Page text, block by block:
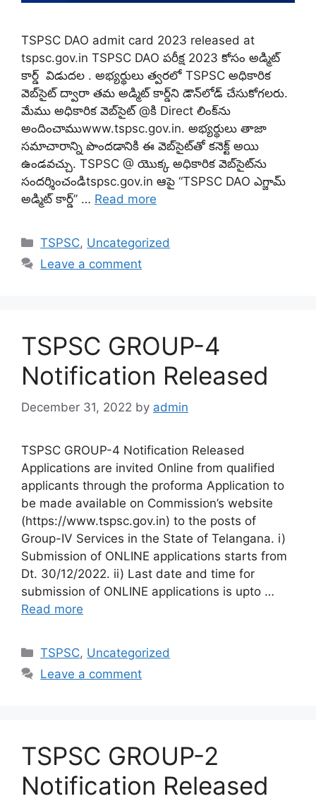
TSPSC DAO admit card 2023 released at
tspsc.gov.in TSPSC DAO పరీక్ష 2023 కోసం అడ్మిట్
కార్డ్ విడుదల . అభ్యర్థులు త్వరలో TSPSC అధికారిక
వెబ్‌సైట్ ద్వారా తమ అడ్మిట్ కార్డ్‌ని డౌన్‌లోడ్ చేసుకోగలరు.
మేము అధికారిక వెబ్‌సైట్ @కి Direct లింక్‌ను
అందించాముwww.tspsc.gov.in. అభ్యర్థులు తాజా
సమాచారాన్ని పొందడానికి ఈ వెబ్‌సైట్‌తో కనెక్ట్ అయి
ఉండవచ్చు. TSPSC @ యొక్క అధికారిక వెబ్‌సైట్‌ను
సందర్శించండిtspsc.gov.in ఆపై “TSPSC DAO ఎగ్జామ్
అడ్మిట్ కార్డ్” … Read more
Categories
TSPSC, Uncategorized
Leave a comment
TSPSC GROUP-4
Notification Released
December 31, 2022 by admin
TSPSC GROUP-4 Notification Released
Applications are invited Online from qualified
applicants through the proforma Application to
be made available on Commission’s website
(https://www.tspsc.gov.in) to the posts of
Group-IV Services in the State of Telangana. i)
Submission of ONLINE applications starts from
Dt. 30/12/2022. ii) Last date and time for
submission of ONLINE applications is upto …
Read more
Categories
TSPSC, Uncategorized
Leave a comment
TSPSC GROUP-2
Notification Released